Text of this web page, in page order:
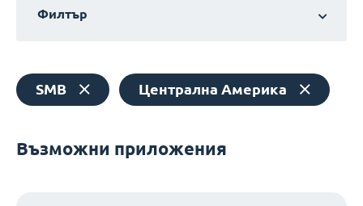
Филтър
SMB Централна Америка
Възможни приложения